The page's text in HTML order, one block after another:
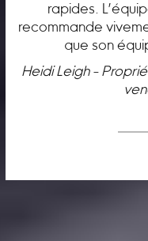
rapides.
recommande
que son
Heidi Leigh -